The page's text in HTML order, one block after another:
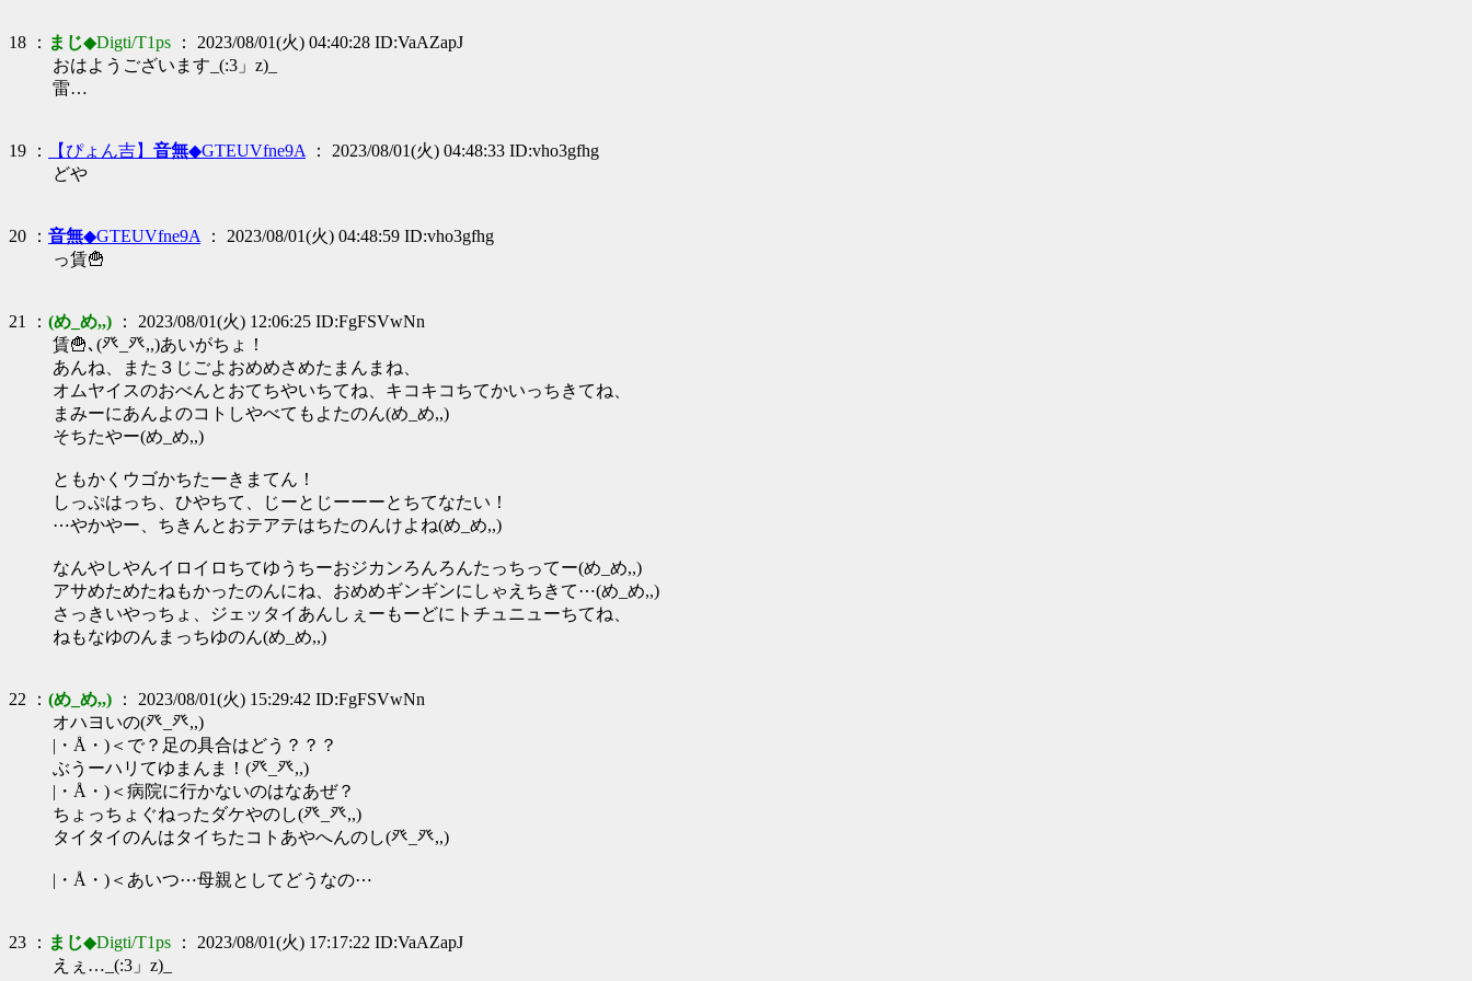
18 ： まじ◆Digti/T1ps ： 2023/08/01(火) 04:40:28 ID:VaAZapJ
おはようございます_(:3」z)_
雷…
19 ： 【ぴょん吉】 音無◆GTEUVfne9A ： 2023/08/01(火) 04:48:33 ID:vho3gfhg
どや
20 ： 音無◆GTEUVfne9A ： 2023/08/01(火) 04:48:59 ID:vho3gfhg
っ賃🍟
21 ： (め_め,,) ： 2023/08/01(火) 12:06:25 ID:FgFSVwNn
賃🍟､(癶_癶,,)あいがちょ！
あんね、また３じごよおめめさめたまんまね、
オムヤイスのおべんとおてちやいちてね、キコキコちてかいっちきてね、
まみーにあんよのコトしやべてもよたのん(め_め,,)
そちたやー(め_め,,)
ともかくウゴかちたーきまてん！
しっぷはっち、ひやちて、じーとじーーーとちてなたい！
⋯やかやー、ちきんとおテアテはちたのんけよね(め_め,,)
なんやしやんイロイロちてゆうちーおジカンろんろんたっちってー(め_め,,)
アサめためたねもかったのんにね、おめめギンギンにしゃえちきて⋯(め_め,,)
さっきいやっちょ、ジェッタイあんしぇーもーどにトチュニューちてね、
ねもなゆのんまっちゆのん(め_め,,)
22 ： (め_め,,) ： 2023/08/01(火) 15:29:42 ID:FgFSVwNn
オハヨいの(癶_癶,,)
|・Å・)＜で？足の具合はどう？？？
ぶうーハリてゆまんま！(癶_癶,,)
|・Å・)＜病院に行かないのはなあぜ？
ちょっちょぐねったダケやのし(癶_癶,,)
タイタイのんはタイちたコトあやへんのし(癶_癶,,)
|・Å・)＜あいつ⋯母親としてどうなの⋯
23 ： まじ◆Digti/T1ps ： 2023/08/01(火) 17:17:22 ID:VaAZapJ
えぇ…_(:3」z)_